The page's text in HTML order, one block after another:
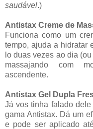
saudável.)
Antistax Creme de
Funciona como um
tempo, ajuda a hidratar
lo duas vezes ao dia
massajando com
ascendente.
Antistax Gel Dupla
Já vos tinha falado
gama Antistax. Dá um
e pode ser aplicado